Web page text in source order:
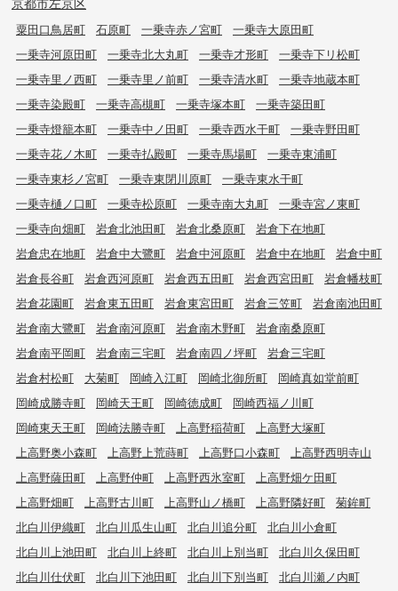
粟田口鳥居町 石原町 一乗寺赤ノ宮町
一乗寺大原田町
一乗寺河原田町
一乗寺北大丸町 一乗寺才形町
一乗寺下リ松町
一乗寺里ノ西町
一乗寺里ノ前町 一乗寺清水町
一乗寺地蔵本町
一乗寺染殿町
一乗寺高槻町 一乗寺塚本町
一乗寺築田町
一乗寺燈籠本町
一乗寺中ノ田町 一乗寺西水干町
一乗寺野田町
一乗寺花ノ木町
一乗寺払殿町 一乗寺馬場町
一乗寺東浦町
一乗寺東杉ノ宮町
一乗寺東閉川原町
一乗寺東水干町
一乗寺樋ノ口町
一乗寺松原町 一乗寺南大丸町
一乗寺宮ノ東町
一乗寺向畑町
岩倉北池田町 岩倉北桑原町
岩倉下在地町
岩倉忠在地町
岩倉中大鷺町 岩倉中河原町 岩倉中在地町
岩倉中町
岩倉長谷町
岩倉西河原町 岩倉西五田町 岩倉西宮田町
岩倉幡枝町
岩倉花園町
岩倉東五田町 岩倉東宮田町 岩倉三笠町
岩倉南池田町
岩倉南大鷺町
岩倉南河原町 岩倉南木野町
岩倉南桑原町
岩倉南平岡町
岩倉南三宅町 岩倉南四ノ坪町
岩倉三宅町
岩倉村松町
大菊町 岡崎入江町 岡崎北御所町
岡崎真如堂前町
岡崎成勝寺町
岡崎天王町 岡崎徳成町
岡崎西福ノ川町
岡崎東天王町
岡崎法勝寺町 上高野稲荷町
上高野大塚町
上高野奥小森町
上高野上荒蒔町 上高野口小森町
上高野西明寺山
上高野薩田町
上高野仲町 上高野西氷室町
上高野畑ケ田町
上高野畑町
上高野古川町 上高野山ノ橋町 上高野隣好町
菊鉾町
北白川伊織町
北白川瓜生山町 北白川追分町
北白川小倉町
北白川上池田町
北白川上終町 北白川上別当町
北白川久保田町
北白川仕伏町
北白川下池田町 北白川下別当町
北白川瀬ノ内町